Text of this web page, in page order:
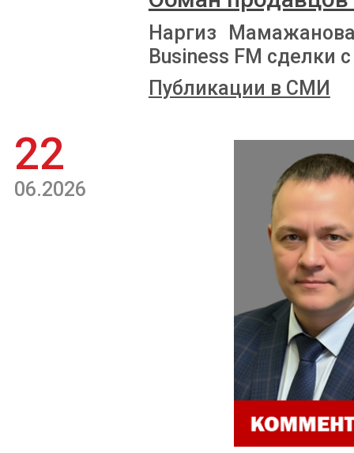
Наргиз
Business FM
Публикации в СМИ
22
06.2026